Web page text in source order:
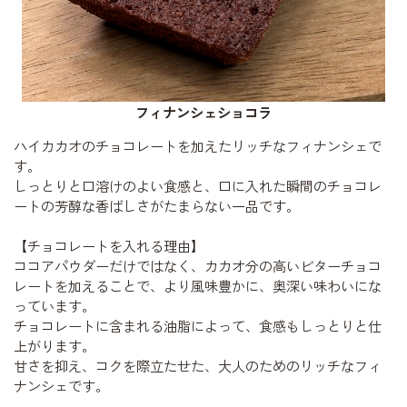
フィナンシェショコラ
ハイカカオのチョコレートを加えたリッチなフィナンシェで
す。
しっとりと口溶けのよい食感と、口に入れた瞬間のチョコレ
ートの芳醇な香ばしさがたまらない一品です。
【チョコレートを入れる理由】
ココアパウダーだけではなく、カカオ分の高いビターチョコ
レートを加えることで、より風味豊かに、奥深い味わいにな
っています。
チョコレートに含まれる油脂によって、食感もしっとりと仕
上がります。
甘さを抑え、コクを際立たせた、大人のためのリッチなフィ
ナンシェです。